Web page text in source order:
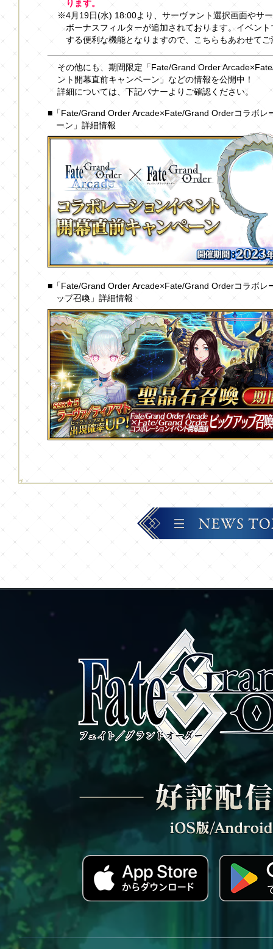
ります。
※4月19日(水) 18:00より、サーヴァント選択画面やサ
ボーナスフィルターが追加されております。イベン
する便利な機能となりますので、こちらもあわせて
その他にも、期間限定「Fate/Grand Order
ント開幕直前キャンペーン」などの情報を公開中！
詳細については、下記バナーよりご確認ください。
■「Fate/Grand Order Arcade×Fate/Grand Orderコラボレ
ーン」詳細情報
■「Fate/Grand Order Arcade×Fate/Grand Orderコラボレ
ップ召喚」詳細情報